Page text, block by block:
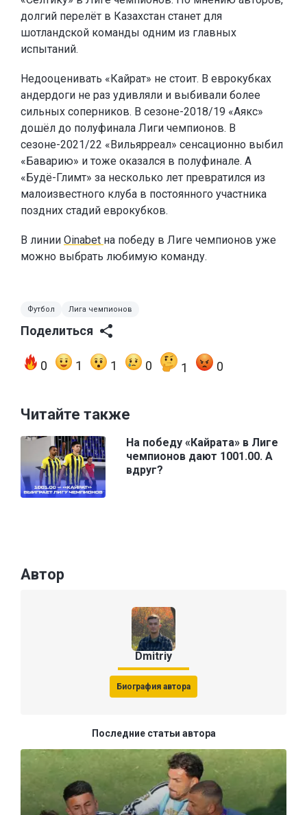
долгий перелёт в Казахстан станет для
шотландской команды одним из главных
испытаний.
Недооценивать «Кайрат» не стоит. В еврокубках
андердоги не раз удивляли и выбивали более
сильных соперников. В сезоне-2018/19 «Аякс»
дошёл до полуфинала Лиги чемпионов. В
сезоне-2021/22 «Вильярреал» сенсационно выбил
«Баварию» и тоже оказался в полуфинале. А
«Будё-Глимт» за несколько лет превратился из
малоизвестного клуба в постоянного участника
поздних стадий еврокубков.
В линии Oinabet на победу в Лиге чемпионов уже
можно выбрать любимую команду.
Футбол Лига чемпионов
Поделиться
0 1 1 0 1 0
Читайте также
На победу «Кайрата» в Лиге
чемпионов дают 1001.00. А
вдруг?
Автор
Dmitriy
Биография автора
Последние статьи автора